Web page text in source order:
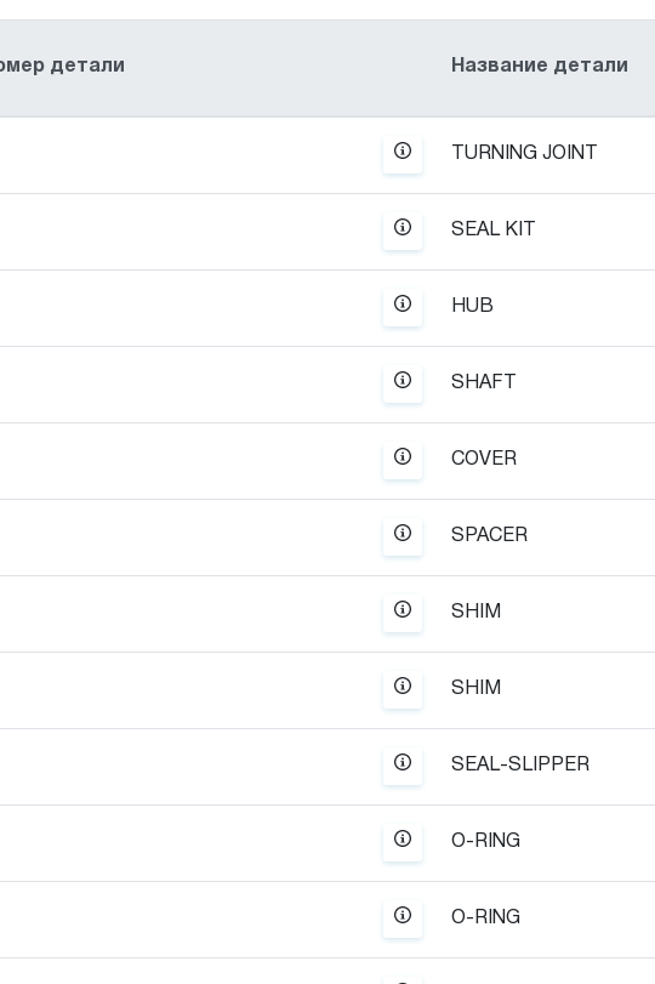
2
детали Название детали
TURNING JOINT
SEAL KIT
HUB
SHAFT
COVER
SPACER
SHIM
SHIM
SEAL-SLIPPER
O-RING
O-RING